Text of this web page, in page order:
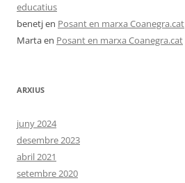
educatius
benetjen Posant en marxa Coanegra.cat
Martaen Posant en marxa Coanegra.cat
ARXIUS
juny 2024
desembre 2023
abril 2021
setembre 2020